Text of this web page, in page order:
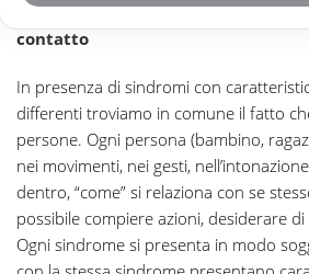
poco, od affatto conosciute, con
contatto
In presenza di sindromi con
differenti troviamo in comune il fatto
persone. Ogni persona (bambino,
nei movimenti, nei gesti,
dentro, “come” si relaziona con se
possibile compiere azioni, desiderare
Ogni sindrome si presenta in modo